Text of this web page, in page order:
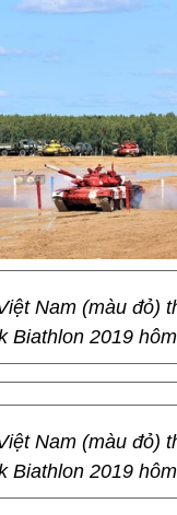
Nam (màu đỏ)
Biathlon 2019
Nam (màu đỏ)
Biathlon 2019